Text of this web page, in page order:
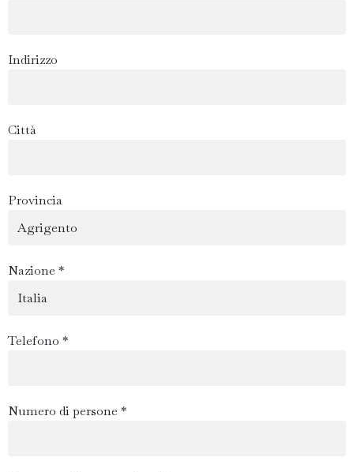
Indirizzo
Città
Provincia
Nazione *
Telefono *
Numero di persone *